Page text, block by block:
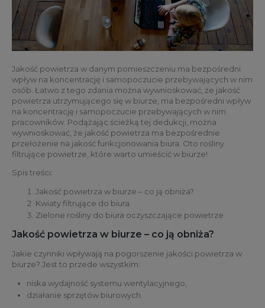
Jakość powietrza w danym pomieszczeniu ma bezpośredni
wpływ na koncentrację i samopoczucie przebywających w nim
osób. Łatwo z tego zdania można wywnioskować, że jakość
powietrza utrzymującego się w biurze, ma bezpośredni wpływ
na koncentrację i samopoczucie przebywających w nim
pracowników. Podążając ścieżką tej dedukcji, można
wywnioskować, że jakość powietrza ma bezpośrednie
przełożenie na jakość funkcjonowania biura. Oto rośliny
filtrujące powietrze, które warto umieścić w biurze!
Spis treści:
Jakość powietrza w biurze – co ją obniża?
Kwiaty filtrujące do biura
Zielone rośliny do biura oczyszczające powietrze
Jakość powietrza w biurze – co ją obniża?
Jakie czynniki wpływają na pogorszenie jakości powietrza w
biurze? Jest to przede wszystkim:
niska wydajność systemu wentylacyjnego,
działanie sprzętów biurowych.